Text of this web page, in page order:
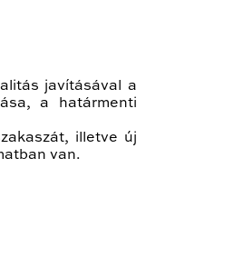
javításával a
a határmenti
illetve új
van.